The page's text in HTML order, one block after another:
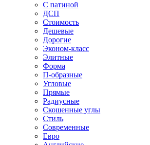
С патиной
ДСП
Стоимость
Дешевые
Дорогие
Эконом-класс
Элитные
Форма
П-образные
Угловые
Прямые
Радиусные
Скошенные углы
Стиль
Современные
Евро